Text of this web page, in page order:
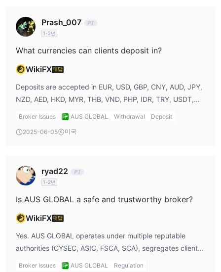
거래 도구를 제공합니다.
첫째로, 브로커는 소셜 트레이딩을 제공하여 고객들이 실시간으로
경험있는 트레이더들의 거래를 따라하고 복사할 수 있도록 합니다.
이 기능은 트레이딩을 배우고 있는 초보 트레이더들에게 특히 유용
할 수 있습니다.
둘째로, AUS GLOBAL은 시장에 영향을 줄 수 있는 예정된 경제 이
벤트와 발표를 나열한 경제 캘린더를 제공합니다. 이 도구를 통해 트
마지막으로, AUS GLOBAL은 경험있는 트레이더들이 여러 고객의
자금을 동시에 관리할 수 있는 PAMM/MAM (백분율 할당 관리 모듈)
복사 트레이딩
AUS GLOBAL의 올인원 자동 복사 솔루션을 통해 트레이더들은 커
며, 소셜 트레이딩을 통해 입증된 전략에 노출되고 포트폴리오 다변
화를 제공합니다.
입출금
AUS GLOBAL은 로컬 은행 송금, 전자 지갑, 신용카드
(Visa/MasterCard) 및 국제 와이어 송금을 포함한 다양한 결제 옵션
(License no. 20200000207).
Prash_007
1-2년
What currencies can clients deposit in?
WikiFX대답
Deposits are accepted in EUR, USD, GBP, CNY, AUD, JPY,
NZD, AED, HKD, MYR, THB, VND, PHP, IDR, TRY, USDT,
and other currencies.
Broker Issues AUS GLOBAL Withdrawal Deposit
2025-06-05 미국
ryad22
1-2년
Is AUS GLOBAL a safe and trustworthy broker?
WikiFX대답
Yes. AUS GLOBAL operates under multiple reputable
authorities (CYSEC, ASIC, FSCA, SCA), segregates client
funds, partners with leading banks, and implements SSL
Broker Issues AUS GLOBAL Regulation